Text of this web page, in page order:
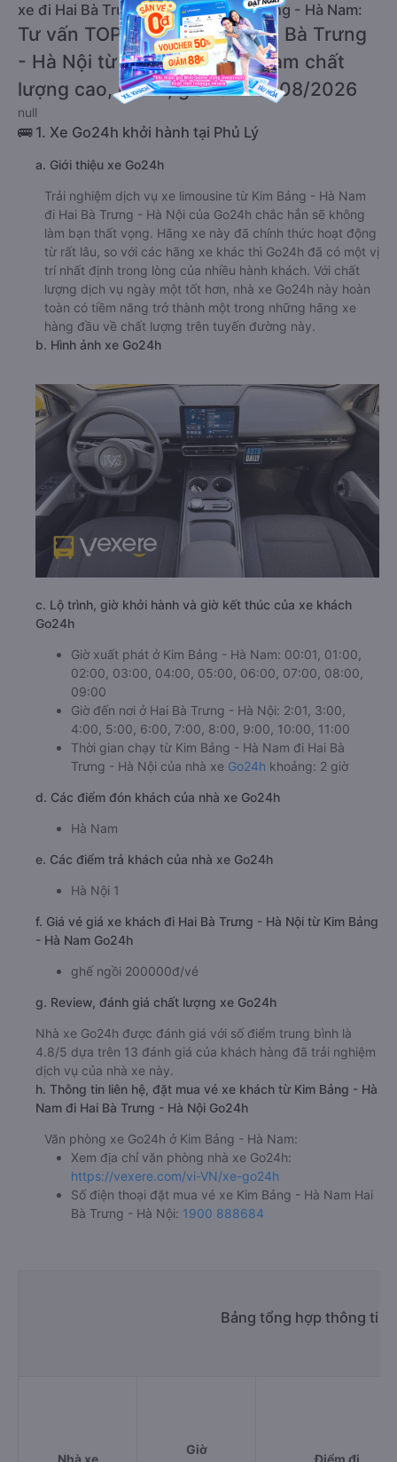
xe đi Hai Bà Trưng - Hà Nội từ Kim Bảng - Hà Nam:
Tư vấn TOP 1 xe khách đi Hai Bà Trưng
- Hà Nội từ Kim Bảng - Hà Nam chất
lượng cao, uy tín, giá rẻ nhất 08/2026
null
🚌 1. Xe Go24h khởi hành tại Phủ Lý
a. Giới thiệu xe Go24h
Trải nghiệm dịch vụ xe limousine từ Kim Bảng - Hà Nam
đi Hai Bà Trưng - Hà Nội của Go24h chắc hẳn sẽ không
làm bạn thất vọng. Hãng xe này đã chính thức hoạt động
từ rất lâu, so với các hãng xe khác thì Go24h đã có một vị
trí nhất định trong lòng của nhiều hành khách. Với chất
lượng dịch vụ ngày một tốt hơn, nhà xe Go24h này hoàn
toàn có tiềm năng trở thành một trong những hãng xe
hàng đầu về chất lượng trên tuyến đường này.
b. Hình ảnh xe Go24h
c. Lộ trình, giờ khởi hành và giờ kết thúc của xe khách
Go24h
Giờ xuất phát ở Kim Bảng - Hà Nam: 00:01, 01:00,
02:00, 03:00, 04:00, 05:00, 06:00, 07:00, 08:00,
09:00
Giờ đến nơi ở Hai Bà Trưng - Hà Nội: 2:01, 3:00,
4:00, 5:00, 6:00, 7:00, 8:00, 9:00, 10:00, 11:00
Thời gian chạy từ Kim Bảng - Hà Nam đi Hai Bà
Trưng - Hà Nội của nhà xe Go24h khoảng: 2 giờ
d. Các điểm đón khách của nhà xe Go24h
Hà Nam
e. Các điểm trả khách của nhà xe Go24h
Hà Nội 1
f. Giá vé giá xe khách đi Hai Bà Trưng - Hà Nội từ Kim Bảng
- Hà Nam Go24h
ghế ngồi 200000đ/vé
g. Review, đánh giá chất lượng xe Go24h
Nhà xe Go24h được đánh giá với số điểm trung bình là
4.8/5 dựa trên 13 đánh giá của khách hàng đã trải nghiệm
dịch vụ của nhà xe này.
h. Thông tin liên hệ, đặt mua vé xe khách từ Kim Bảng - Hà
Nam đi Hai Bà Trưng - Hà Nội Go24h
Văn phòng xe Go24h ở Kim Bảng - Hà Nam:
Xem địa chỉ văn phòng nhà xe Go24h:
https://vexere.com/vi-VN/xe-go24h
Số điện thoại đặt mua vé xe Kim Bảng - Hà Nam Hai
Bà Trưng - Hà Nội: 1900 888684
Bảng tổng hợp thông tin
Nhà xe
Giờ
Điểm đi